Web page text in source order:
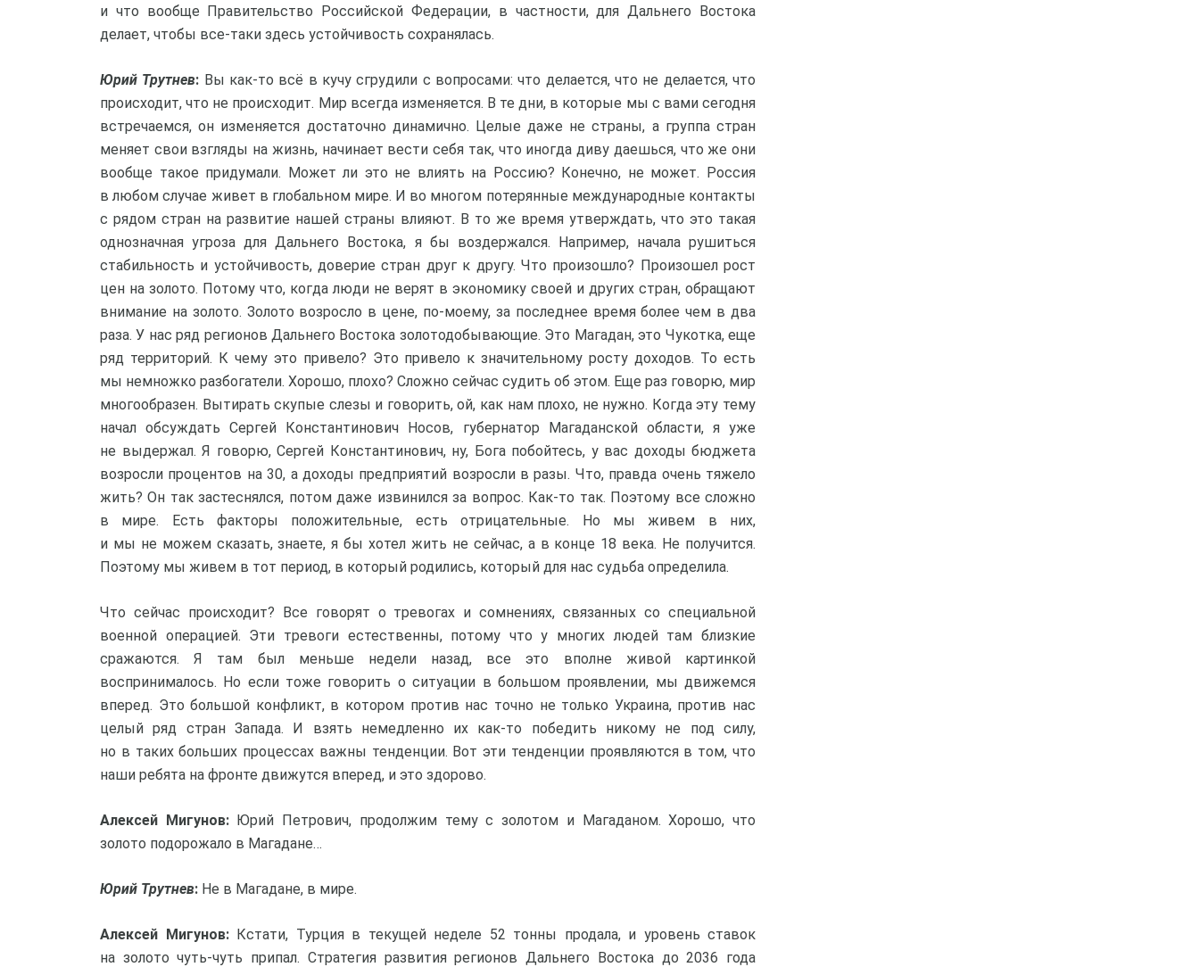
и что вообще Правительство Российской Федерации, в частности, для Дальнего Востока
делает, чтобы все-таки здесь устойчивость сохранялась.
Юрий Трутнев: Вы как-то всё в кучу сгрудили с вопросами: что делается, что не делается, что
происходит, что не происходит. Мир всегда изменяется. В те дни, в которые мы с вами сегодня
встречаемся, он изменяется достаточно динамично. Целые даже не страны, а группа стран
меняет свои взгляды на жизнь, начинает вести себя так, что иногда диву даешься, что же они
вообще такое придумали. Может ли это не влиять на Россию? Конечно, не может. Россия
в любом случае живет в глобальном мире. И во многом потерянные международные контакты
с рядом стран на развитие нашей страны влияют. В то же время утверждать, что это такая
однозначная угроза для Дальнего Востока, я бы воздержался. Например, начала рушиться
стабильность и устойчивость, доверие стран друг к другу. Что произошло? Произошел рост
цен на золото. Потому что, когда люди не верят в экономику своей и других стран, обращают
внимание на золото. Золото возросло в цене, по-моему, за последнее время более чем в два
раза. У нас ряд регионов Дальнего Востока золотодобывающие. Это Магадан, это Чукотка, еще
ряд территорий. К чему это привело? Это привело к значительному росту доходов. То есть
мы немножко разбогатели. Хорошо, плохо? Сложно сейчас судить об этом. Еще раз говорю, мир
многообразен. Вытирать скупые слезы и говорить, ой, как нам плохо, не нужно. Когда эту тему
начал обсуждать Сергей Константинович Носов, губернатор Магаданской области, я уже
не выдержал. Я говорю, Сергей Константинович, ну, Бога побойтесь, у вас доходы бюджета
возросли процентов на 30, а доходы предприятий возросли в разы. Что, правда очень тяжело
жить? Он так застеснялся, потом даже извинился за вопрос. Как-то так. Поэтому все сложно
в мире. Есть факторы положительные, есть отрицательные. Но мы живем в них,
и мы не можем сказать, знаете, я бы хотел жить не сейчас, а в конце 18 века. Не получится.
Поэтому мы живем в тот период, в который родились, который для нас судьба определила.
Что сейчас происходит? Все говорят о тревогах и сомнениях, связанных со специальной
военной операцией. Эти тревоги естественны, потому что у многих людей там близкие
сражаются. Я там был меньше недели назад, все это вполне живой картинкой
воспринималось. Но если тоже говорить о ситуации в большом проявлении, мы движемся
вперед. Это большой конфликт, в котором против нас точно не только Украина, против нас
целый ряд стран Запада. И взять немедленно их как-то победить никому не под силу,
но в таких больших процессах важны тенденции. Вот эти тенденции проявляются в том, что
наши ребята на фронте движутся вперед, и это здорово.
Алексей Мигунов: Юрий Петрович, продолжим тему с золотом и Магаданом. Хорошо, что
золото подорожало в Магадане…
Юрий Трутнев: Не в Магадане, в мире.
Алексей Мигунов:Кстати, Турция в текущей неделе 52 тонны продала, и уровень ставок
на золото чуть-чуть припал. Стратегия развития регионов Дальнего Востока до 2036 года